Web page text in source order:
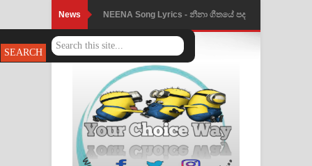
News NEENA Song Lyrics - නීනා ගීතයේ පද
පෙළ
Ahimi Wimai Himi Song Lyrics - අහිමි
විමයි හිමි ගීතයේ පද පෙළ
Mathaka Parana Song Lyrics - මතක
පාරනා ගීතයේ පද පෙළ